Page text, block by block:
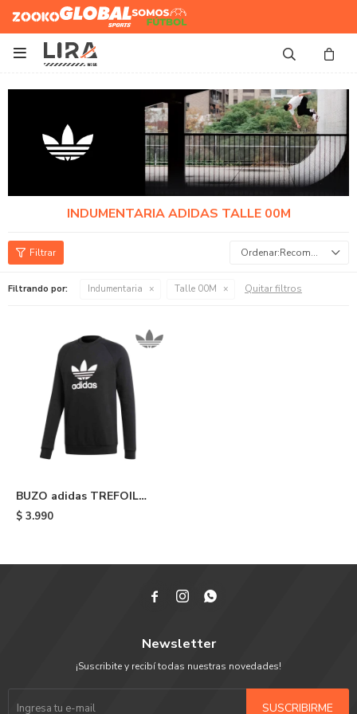
Zooko Global Sports
Somos
Futbol

INDUMENTARIA ADIDAS TALLE 00M
Recomendados
Filtrando por: Indumentaria Talle 00M Quitar filtros
BUZO adidas TREFOIL
CREW - Black
$ 3.990
  
Newsletter
¡Suscribite y recibí todas nuestras novedades!
SUSCRIBIRME